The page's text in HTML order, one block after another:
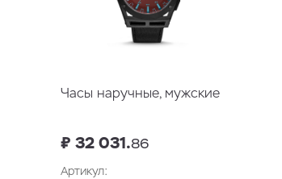
Часы наручные, мужские
₽ 32 031.86
Артикул: